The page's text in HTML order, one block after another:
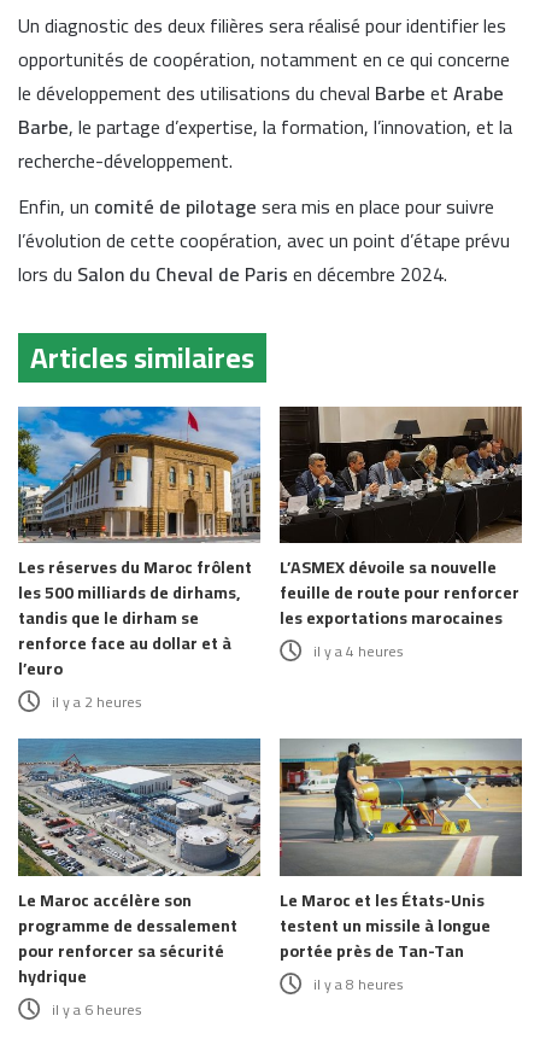
Un diagnostic des deux filières sera réalisé pour identifier les
opportunités de coopération, notamment en ce qui concerne
le développement des utilisations du cheval BarbeetArabe
Barbe, le partage d’expertise, la formation, l’innovation, et la
recherche-développement.
Enfin, un comité de pilotagesera mis en place pour suivre
l’évolution de cette coopération, avec un point d’étape prévu
lors du Salon du Cheval de Parisen décembre 2024.
Articles similaires
Les réserves du Maroc frôlent
les 500 milliards de dirhams,
tandis que le dirham se
renforce face au dollar et à
l’euro
il y a 2 heures
L’ASMEX dévoile sa nouvelle
feuille de route pour renforcer
les exportations marocaines
il y a 4 heures
Le Maroc accélère son
programme de dessalement
pour renforcer sa sécurité
hydrique
il y a 6 heures
Le Maroc et les États-Unis
testent un missile à longue
portée près de Tan-Tan
il y a 8 heures